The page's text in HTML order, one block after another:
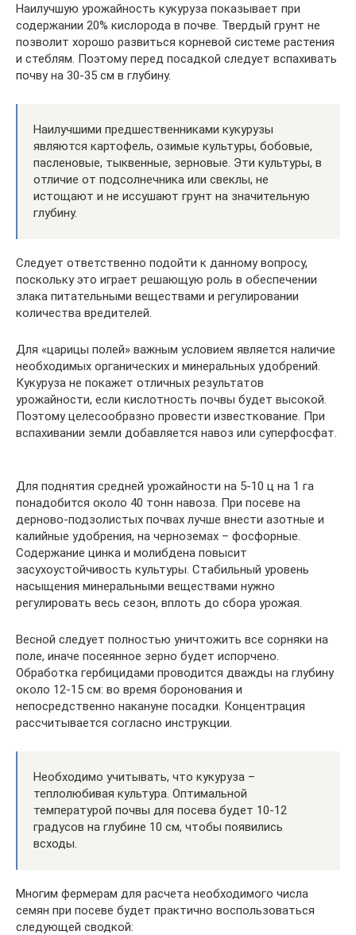
Наилучшую урожайность кукуруза показывает при
содержании 20% кислорода в почве. Твердый грунт не
позволит хорошо развиться корневой системе растения
и стеблям. Поэтому перед посадкой следует вспахивать
почву на 30-35 см в глубину.
Наилучшими предшественниками кукурузы
являются картофель, озимые культуры, бобовые,
пасленовые, тыквенные, зерновые. Эти культуры, в
отличие от подсолнечника или свеклы, не
истощают и не иссушают грунт на значительную
глубину.
Следует ответственно подойти к данному вопросу,
поскольку это играет решающую роль в обеспечении
злака питательными веществами и регулировании
количества вредителей.
Для «царицы полей» важным условием является наличие
необходимых органических и минеральных удобрений.
Кукуруза не покажет отличных результатов
урожайности, если кислотность почвы будет высокой.
Поэтому целесообразно провести известкование. При
вспахивании земли добавляется навоз или суперфосфат.
Для поднятия средней урожайности на 5-10 ц на 1 га
понадобится около 40 тонн навоза. При посеве на
дерново-подзолистых почвах лучше внести азотные и
калийные удобрения, на черноземах – фосфорные.
Содержание цинка и молибдена повысит
засухоустойчивость культуры. Стабильный уровень
насыщения минеральными веществами нужно
регулировать весь сезон, вплоть до сбора урожая.
Весной следует полностью уничтожить все сорняки на
поле, иначе посеянное зерно будет испорчено.
Обработка гербицидами проводится дважды на глубину
около 12-15 см: во время боронования и
непосредственно накануне посадки. Концентрация
рассчитывается согласно инструкции.
Необходимо учитывать, что кукуруза –
теплолюбивая культура. Оптимальной
температурой почвы для посева будет 10-12
градусов на глубине 10 см, чтобы появились
всходы.
Многим фермерам для расчета необходимого числа
семян при посеве будет практично воспользоваться
следующей сводкой: